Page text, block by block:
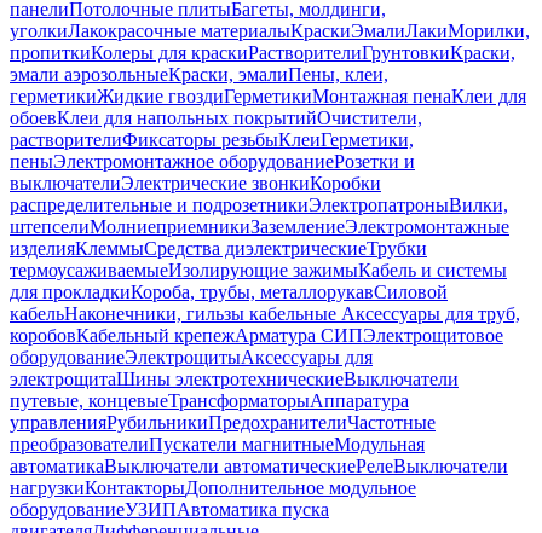
панелиПотолочные плитыБагеты, молдинги,
уголкиЛакокрасочные материалыКраскиЭмалиЛакиМорилки,
пропиткиКолеры для краскиРастворителиГрунтовкиКраски,
эмали аэрозольныеКраски, эмалиПены, клеи,
герметикиЖидкие гвоздиГерметикиМонтажная пенаКлеи для
обоевКлеи для напольных покрытийОчистители,
растворителиФиксаторы резьбыКлеиГерметики,
пеныЭлектромонтажное оборудованиеРозетки и
выключателиЭлектрические звонкиКоробки
распределительные и подрозетникиЭлектропатроныВилки,
штепселиМолниеприемникиЗаземлениеЭлектромонтажные
изделияКлеммыСредства диэлектрическиеТрубки
термоусаживаемыеИзолирующие зажимыКабель и системы
для прокладкиКороба, трубы, металлорукавСиловой
кабельНаконечники, гильзы кабельные Аксессуары для труб,
коробовКабельный крепежАрматура СИПЭлектрощитовое
оборудованиеЭлектрощитыАксессуары для
электрощитаШины электротехническиеВыключатели
путевые, концевыеТрансформаторыАппаратура
управленияРубильникиПредохранителиЧастотные
преобразователиПускатели магнитныеМодульная
автоматикаВыключатели автоматическиеРелеВыключатели
нагрузкиКонтакторыДополнительное модульное
оборудованиеУЗИПАвтоматика пуска